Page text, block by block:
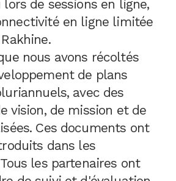
de sessions en ligne,
en ligne limitée
nous avons récoltés
de plans
avec des
vision, de mission et de
Ces documents ont
dans les
les partenaires ont